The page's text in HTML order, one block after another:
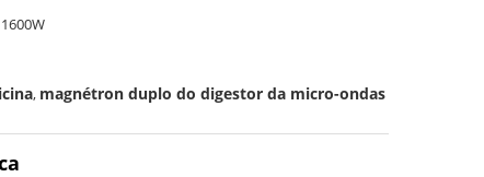
1600W
, magnétron duplo do digestor da micro-ondas